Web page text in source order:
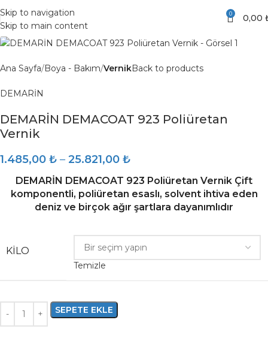
Skip to navigation
Skip to main content
0 0,00
Ana Sayfa Boya - Bakım VernikBack to products
DEMARİN
DEMARİN DEMACOAT 923 Poliüretan
Vernik
1.485,00 ₺ – 25.821,00 ₺
DEMARİN DEMACOAT 923 Poliüretan Vernik Çift
komponentli, poliüretan esaslı, solvent ihtiva eden
deniz ve birçok ağır şartlara dayanımlıdır
KILO
Temizle
SEPETE EKLE